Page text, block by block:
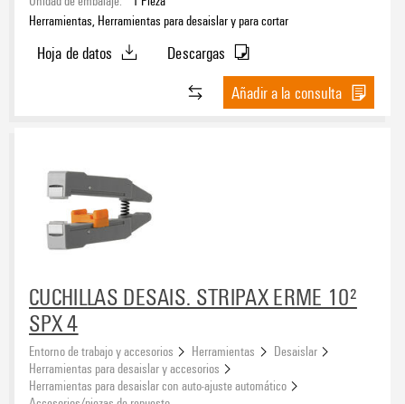
Herramientas, Herramientas para desaislar y para cortar
Hoja de datos
Descargas
Añadir a la consulta
CUCHILLAS DESAIS. STRIPAX ERME 10²
SPX 4
Entorno de trabajo y accesorios Herramientas
Desaislar
Herramientas para desaislar y accesorios
Herramientas para desaislar con auto-ajuste automático